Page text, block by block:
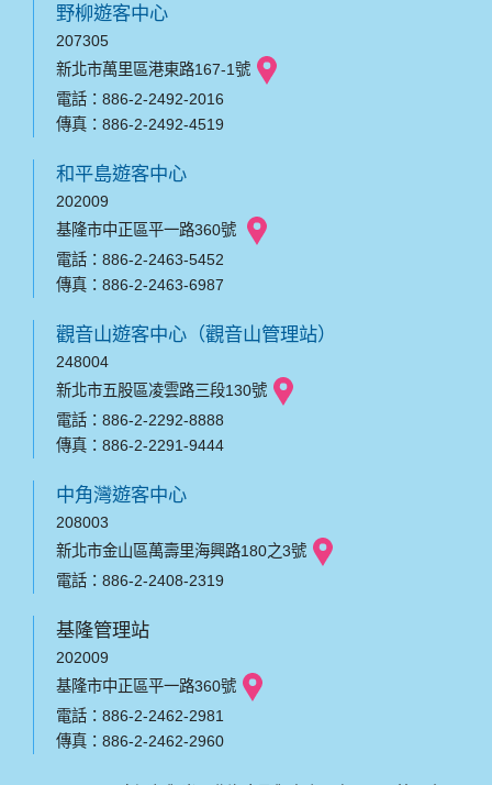
野柳遊客中心
207305
新北市萬里區港東路167-1號
電話：886-2-2492-2016
傳真：886-2-2492-4519
和平島遊客中心
202009
基隆市中正區平一路360號
電話：886-2-2463-5452
傳真：886-2-2463-6987
觀音山遊客中心（觀音山管理站）
248004
新北市五股區凌雲路三段130號
電話：886-2-2292-8888
傳真：886-2-2291-9444
中角灣遊客中心
208003
新北市金山區萬壽里海興路180之3號
電話：886-2-2408-2319
基隆管理站
202009
基隆市中正區平一路360號
電話：886-2-2462-2981
傳真：886-2-2462-2960